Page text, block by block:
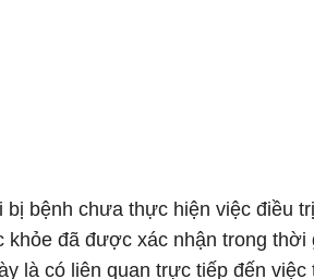
bị bệnh chưa thực hiện việc điều
khỏe đã được xác nhận trong
là có liên quan trực tiếp đến